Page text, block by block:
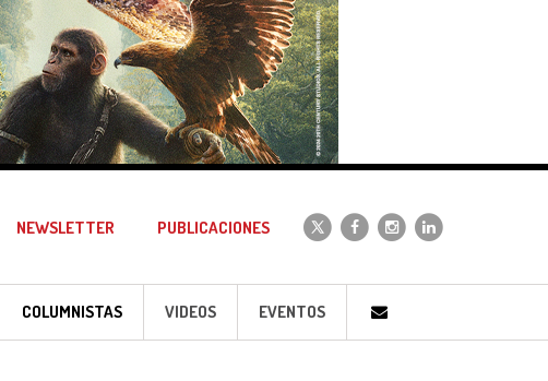
NEWSLETTER PUBLICACIONES
COLUMNISTAS VIDEOS EVENTOS